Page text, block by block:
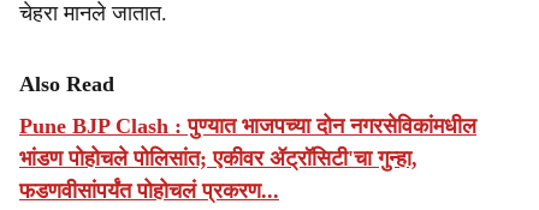
चेहरा मानले जातात.
Also Read
Pune BJP Clash : पुण्यात भाजपच्या दोन नगरसेविकांमधील
भांडण पोहोचले पोलिसांत; एकीवर ॲट्रॉसिटी'चा गुन्हा,
फडणवीसांपर्यंत पोहोचलं प्रकरण...